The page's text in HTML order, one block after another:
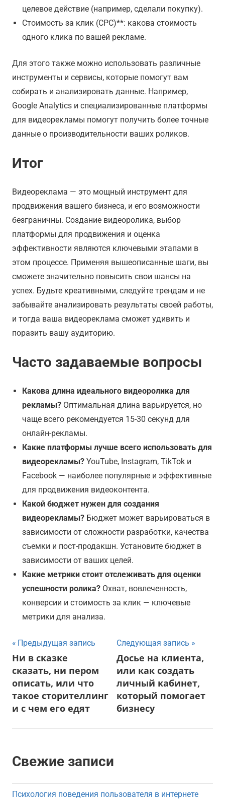
целевое действие (например, сделали покупку).
Стоимость за клик (CPC)**: какова стоимость
одного клика по вашей рекламе.
Для этого также можно использовать различные
инструменты и сервисы, которые помогут вам
собирать и анализировать данные. Например,
Google Analytics и специализированные платформы
для видеорекламы помогут получить более точные
данные о производительности ваших роликов.
Итог
Видеореклама — это мощный инструмент для
продвижения вашего бизнеса, и его возможности
безграничны. Создание видеоролика, выбор
платформы для продвижения и оценка
эффективности являются ключевыми этапами в
этом процессе. Применяя вышеописанные шаги, вы
сможете значительно повысить свои шансы на
успех. Будьте креативными, следуйте трендам и не
забывайте анализировать результаты своей работы,
и тогда ваша видеореклама сможет удивить и
поразить вашу аудиторию.
Часто задаваемые вопросы
Какова длина идеального видеоролика для
рекламы? Оптимальная длина варьируется, но
чаще всего рекомендуется 15-30 секунд для
онлайн-рекламы.
Какие платформы лучше всего использовать для
видеорекламы? YouTube, Instagram, TikTok и
Facebook — наиболее популярные и эффективные
для продвижения видеоконтента.
Какой бюджет нужен для создания
видеорекламы? Бюджет может варьироваться в
зависимости от сложности разработки, качества
съемки и пост-продакшн. Установите бюджет в
зависимости от ваших целей.
Какие метрики стоит отслеживать для оценки
успешности ролика? Охват, вовлеченность,
конверсии и стоимость за клик — ключевые
метрики для анализа.
Навигация
по
записям
Предыдущая запись
Ни в сказке
сказать, ни пером
описать, или что
такое сторителлинг
и с чем его едят
Следующая запись
Досье на клиента,
или как создать
личный кабинет,
который помогает
бизнесу
Свежие записи
Психология поведения пользователя в интернете